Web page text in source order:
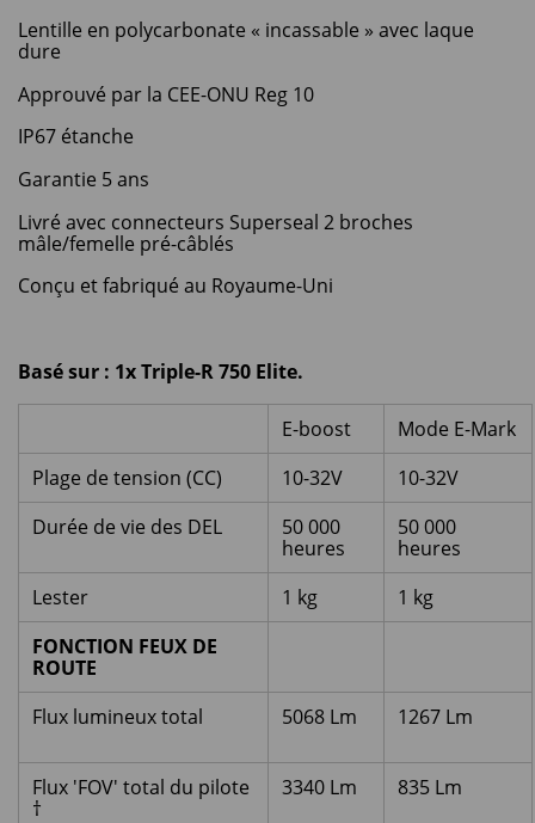
Lentille en polycarbonate « incassable » avec laque
dure
Approuvé par la CEE-ONU Reg 10
IP67 étanche
Garantie 5 ans
Livré avec connecteurs Superseal 2 broches
mâle/femelle pré-câblés
Conçu et fabriqué au Royaume-Uni
Basé sur : 1x Triple-R 750 Elite.
E-boost
Mode E-Mark
Plage de tension (CC)
10-32V
10-32V
Durée de vie des DEL
50 000
heures
50 000
heures
Lester
1 kg
1 kg
FONCTION FEUX DE
ROUTE
Flux lumineux total
5068 Lm 1267 Lm
Flux 'FOV' total du pilote
†
3340 Lm 835 Lm